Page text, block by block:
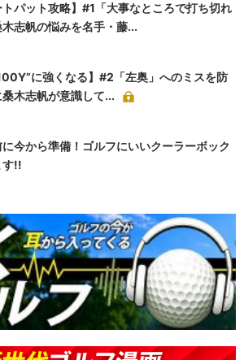
トパット攻略】#1「大事なところで打ち切れ
志帆の悩みを名手・藤...
100Y”に強くなる】#2「左奥」へのミスを防
桑木志帆が意識して...
今から準備！ゴルフにいいクーラーボック
す!!